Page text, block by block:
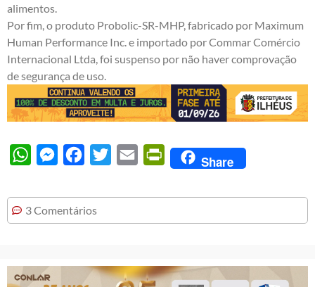
alimentos.
Por fim, o produto Probolic-SR-MHP, fabricado por Maximum
Human Performance Inc. e importado por Commar Comércio
Internacional Ltda, foi suspenso por não haver comprovação
de segurança de uso.
WhatsAppMessengerFacebook
Twitter Email PrintFriendly
Share
3 Comentários